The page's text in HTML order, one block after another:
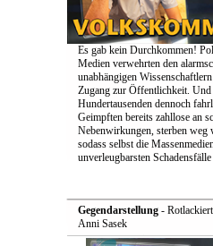
Es gab kein Durchkommen!
Medien verwehrten den
unabhängigen
Zugang zur Öffentlichkeit. Und
Hundertausenden dennoch
Geimpften bereits zahllose an
Nebenwirkungen, sterben weg
sodass selbst die
unverleugbarsten
Gegendarstellung-
Anni Sasek